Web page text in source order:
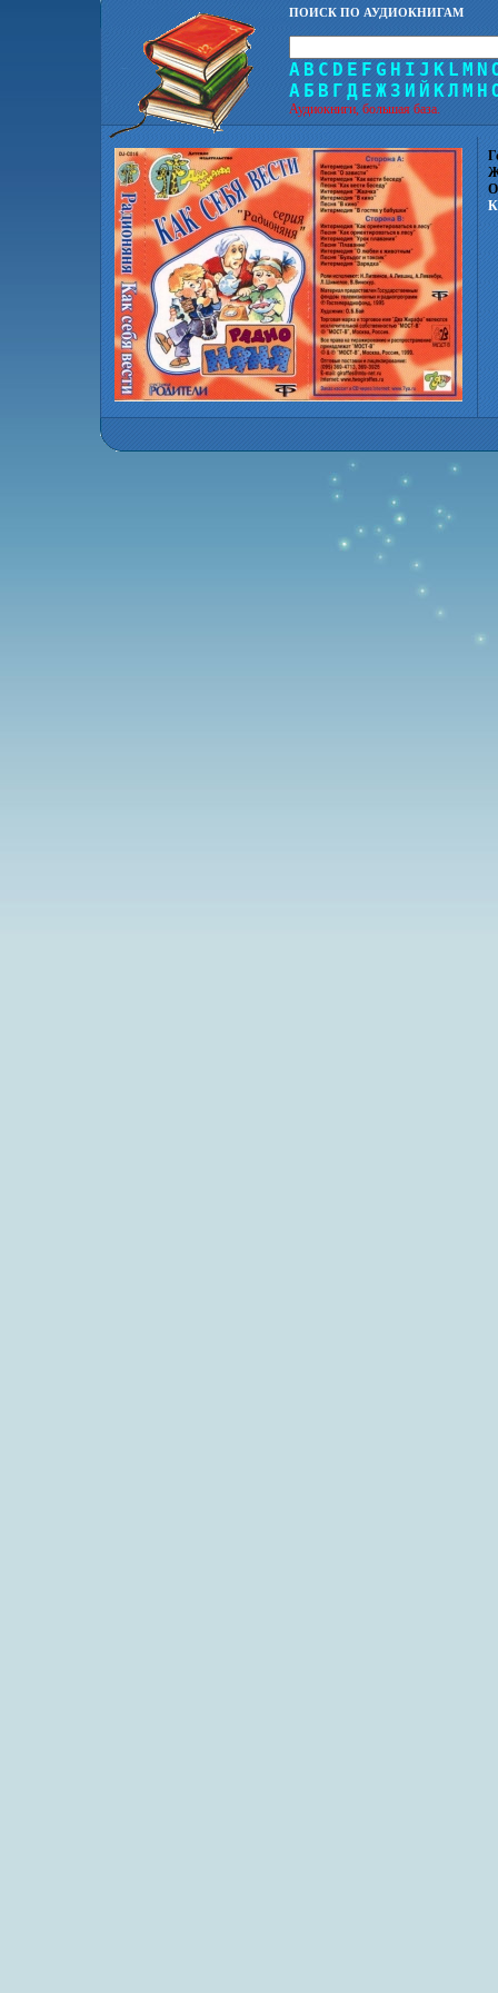
ПОИСК ПО АУДИОКНИГАМ
A B C D E F G H I J K L M N
А Б В Г Д Е Ж З И Й КЛ М Н
Аудиокниги, большая база.